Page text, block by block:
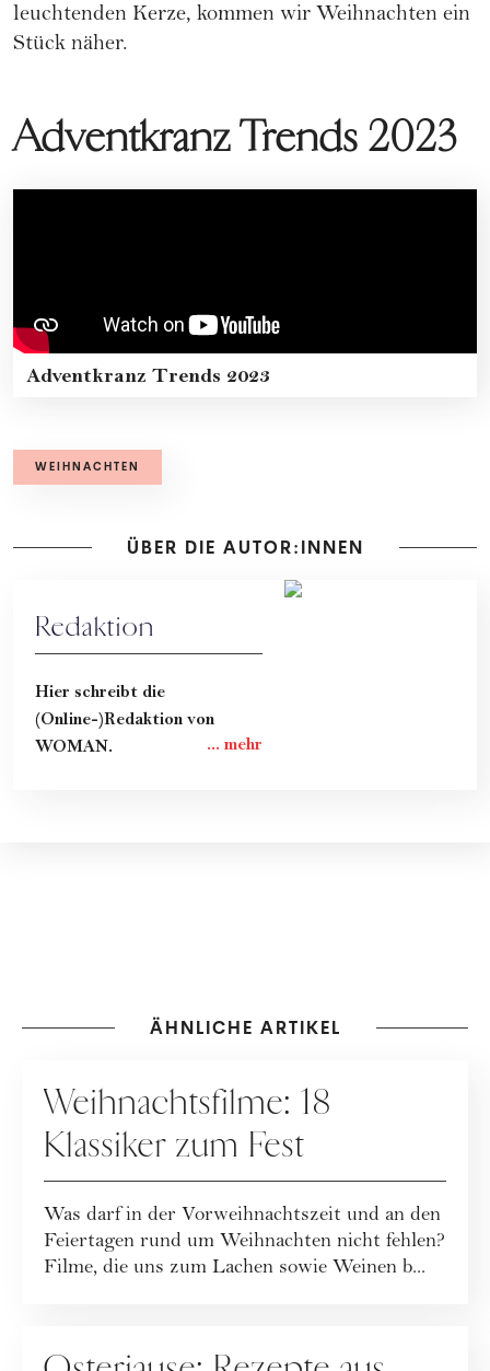
leuchtenden Kerze, kommen wir Weihnachten ein
Stück näher.
Adventkranz Trends 2023
Adventkranz Trends 2023
WEIHNACHTEN
ÜBER DIE AUTOR:INNEN
Redaktion
Hier schreibt die
(Online-)Redaktion von
WOMAN.
ÄHNLICHE ARTIKEL
Weihnachtsfilme: 18
Klassiker zum Fest
Was darf in der Vorweihnachtszeit und an den
Feiertagen rund um Weihnachten nicht fehlen?
Filme, die uns zum Lachen sowie Weinen b...